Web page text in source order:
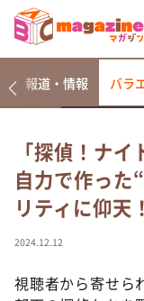
なるみ・岡村
相席食堂
これ余談なん
て真剣です
報道・情報 バラ
「探偵！ナ
自力で作った
リティに仰天！
2024.12.12
視聴者から寄せら